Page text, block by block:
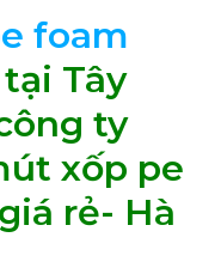
foam
tại Tây
ty
xốp pe
rẻ- Hà